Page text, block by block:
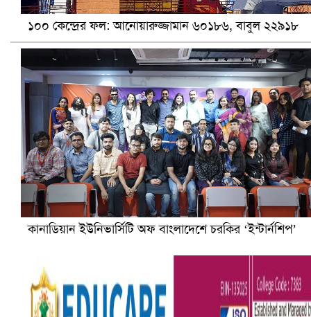
হলিউডে নতুন প্রেমের গুঞ্জন
১০০ কেন্দ্রের ফল: আনোয়ারুজ্জামান ৬০১৮৬, বাবুল ২২৯১৮
কানাডিয়ান ইউনিভার্সিটি অফ বাংলাদেশে চরকির ‘ইন্টার্নশিপ’